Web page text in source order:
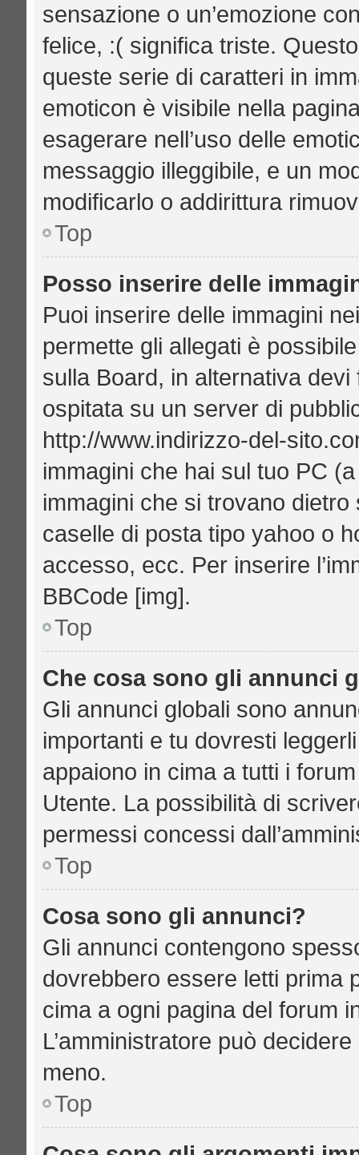
sensazione o un’emozione
felice, :( significa triste.
queste serie di caratteri in
emoticon è visibile nella
esagerare nell’uso delle
messaggio illeggibile, e un
modificarlo o addirittura
Top
Posso inserire delle
Puoi inserire delle immagini
permette gli allegati è
sulla Board, in alternativa devi
ospitata su un server di
http://www.indirizzo-del-
immagini che hai sul tuo PC
immagini che si trovano
caselle di posta tipo yahoo o
accesso, ecc. Per inserire
BBCode [img].
Top
Che cosa sono gli annunci
Gli annunci globali sono
importanti e tu dovresti
appaiono in cima a tutti i
Utente. La possibilità di
permessi concessi
Top
Cosa sono gli annunci?
Gli annunci contengono
dovrebbero essere letti prima
cima a ogni pagina del forum
L’amministratore può
meno.
Top